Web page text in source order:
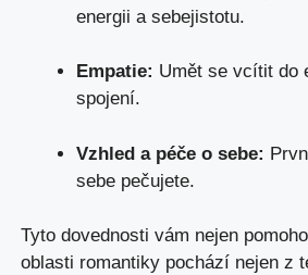
energii a sebejistotu.
Empatie: Umět se‍ vcítit ⁢do
spojení.
Vzhled a péče ‍o ⁢sebe:
sebe pečujete.
Tyto dovednosti ⁤vám ‌nejen
oblasti romantiky ‌pochází nejen z